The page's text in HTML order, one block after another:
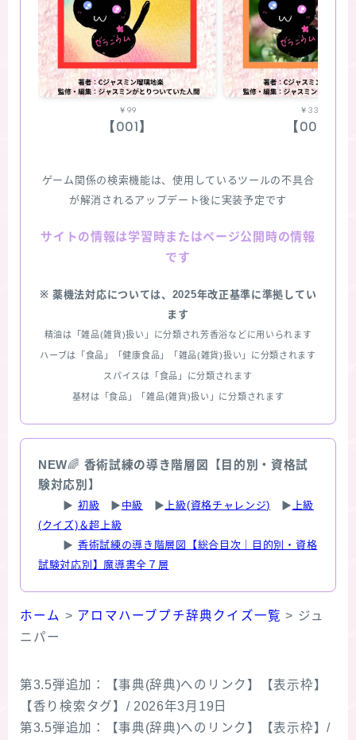
￥99
【001】
￥330
【002】
ゲーム関係の検索機能は、使用しているツールの不具合
が解消されるアップデート後に実装予定です
サイトの情報は学習時またはページ公開時の情報
です
※ 薬機法対応については、2025年改正基準に準拠してい
ます
精油は「雑品(雑貨)扱い」に分類され芳香浴などに用いられます
ハーブは「食品」「健康食品」「雑品(雑貨)扱い」に分類されます
スパイスは「食品」に分類されます
基材は「食品」「雑品(雑貨)扱い」に分類されます
NEW🌈 香術試練の導き階層図【目的別・資格試
験対応別】
▶ 初級 ▶ 中級 ▶ 上級(資格チャレンジ) ▶ 上級
(クイズ)＆超上級
▶ 香術試練の導き階層図【総合目次｜目的別・資格
試験対応別】魔導書全７層
ホーム > アロマハーブプチ辞典クイズ一覧 > ジュ
ニパー
第3.5弾追加：【事典(辞典)へのリンク】【表示枠】
【香り検索タグ】/ 2026年3月19日
第3.5弾追加：【事典(辞典)へのリンク】【表示枠】/